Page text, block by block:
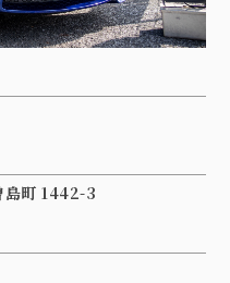
島町 1442-3